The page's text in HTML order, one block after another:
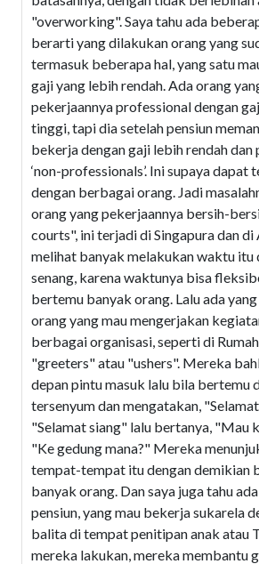
"overworking". Saya tahu ada
berarti yang dilakukan orang yang
termasuk beberapa hal, yang satu
gaji yang lebih rendah. Ada orang
pekerjaannya professional dengan
tinggi, tapi dia setelah pensiun
bekerja dengan gaji lebih rendah dan
‘non-professionals’. Ini supaya dapat
dengan berbagai orang. Jadi
orang yang pekerjaannya bersih-
courts", ini terjadi di Singapura dan di
melihat banyak melakukan waktu itu
senang, karena waktunya bisa
bertemu banyak orang. Lalu ada
orang yang mau mengerjakan
berbagai organisasi, seperti di
"greeters" atau "ushers". Mereka
depan pintu masuk lalu bila bertemu
tersenyum dan mengatakan,
"Selamat siang" lalu bertanya, "Mau
"Ke gedung mana?" Mereka
tempat-tempat itu dengan demikian
banyak orang. Dan saya juga tahu
pensiun, yang mau bekerja sukarela
balita di tempat penitipan anak atau
mereka lakukan, mereka membantu